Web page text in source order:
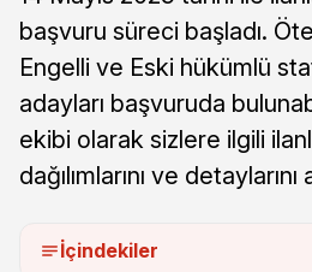
başvuru süreci başladı.
Engelli ve Eski hükümlü
adayları başvuruda
ekibi olarak sizlere ilgili
dağılımlarını ve
İçindekiler